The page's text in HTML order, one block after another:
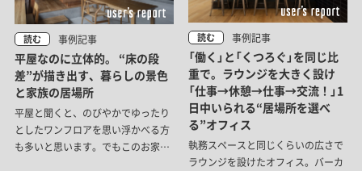
読む 事例記事
平屋なのに立体的。 “床の段
差”が描き出す、暮らしの景色
と家族の居場所
平屋と聞くと、のびやかでゆったり
としたワンフロアを思い浮かべる方
も多いと思います。でもこのお家
読む 事例記事
「働く」と「くつろぐ」を同じ比
重で。ラウンジを大きく設け
「仕事→休憩→仕事→交流！」1
日中いられる“居場所を選べ
る”オフィス
執務スペースと同じくらいの広さで
ラウンジを設けたオフィス。バーカ